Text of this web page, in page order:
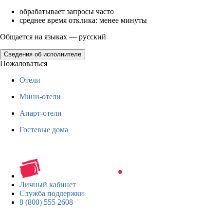
обрабатывает запросы часто
среднее время отклика: менее минуты
Общается на языках — русский
Сведения об исполнителе
Пожаловаться
Отели
Мини-отели
Апарт-отели
Гостевые дома
Личный кабинет
Служба поддержки
8 (800) 555 2608